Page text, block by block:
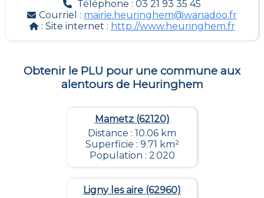
Téléphone : 03 21 93 35 45
Courriel : mairie.heuringhem@wanadoo.fr
: Site internet : http://www.heuringhem.fr
Obtenir le PLU pour une commune aux
alentours de Heuringhem
Mametz (62120)
Distance : 10.06 km
Superficie : 9.71 km²
Population : 2 020
Ligny les aire (62960)